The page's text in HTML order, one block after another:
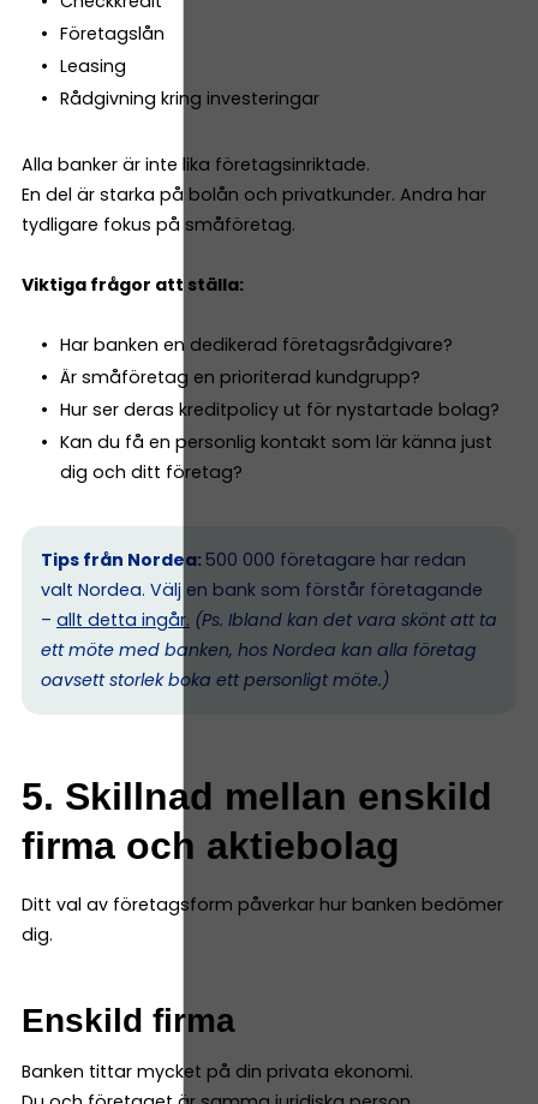
Företagslån
Leasing
Rådgivning kring investeringar
Alla banker är inte lika företagsinriktade.
En del är starka på bolån och privatkunder. Andra har
tydligare fokus på småföretag.
Viktiga frågor att ställa:
Har banken en dedikerad företagsrådgivare?
Är småföretag en prioriterad kundgrupp?
Hur ser deras kreditpolicy ut för nystartade bolag?
Kan du få en personlig kontakt som lär känna just
dig och ditt företag?
Tips från Nordea: 500 000 företagare har redan
valt Nordea. Välj en bank som förstår företagande
– allt detta ingår. (Ps. Ibland kan det vara skönt att ta
ett möte med banken, hos Nordea kan alla företag
oavsett storlek boka ett personligt möte.)
5. Skillnad mellan enskild
firma och aktiebolag
Ditt val av företagsform påverkar hur banken bedömer
dig.
Enskild firma
Banken tittar mycket på din privata ekonomi.